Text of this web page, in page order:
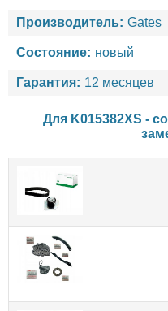
Производитель: Gates
Состояние: новый
Гарантия: 12 месяцев
Для K015382XS -